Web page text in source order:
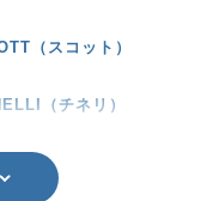
（スコット）
（チネリ）